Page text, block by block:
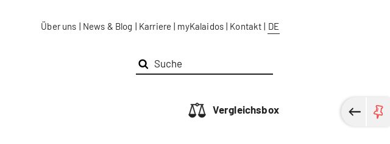
Über uns | News & Blog | Karriere | myKalaidos | Kontakt | DE
Vergleichsbox